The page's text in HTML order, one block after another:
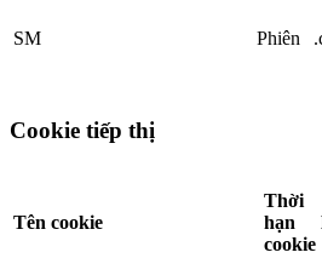
SM Phiên
Cookie tiếp thị
Tên cookie
Thời
hạn
cookie